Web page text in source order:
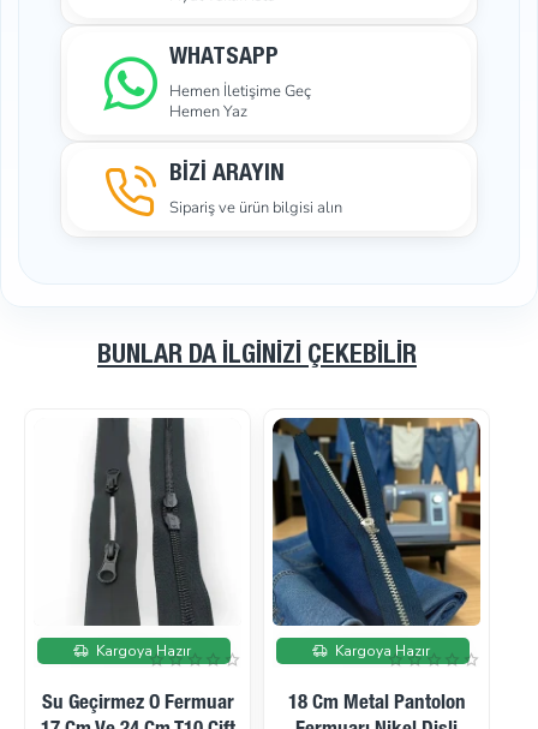
WHATSAPP
Hemen İletişime Geç
Hemen Yaz
BİZİ ARAYIN
Sipariş ve ürün bilgisi alın
BUNLAR DA İLGINIZI ÇEKEBILIR
İndirimde
Kargoya Hazır
Mont Fermuarı 65 Cm
İndirimde
Kargoya Hazır
Mont Fermuarı 70 Cm